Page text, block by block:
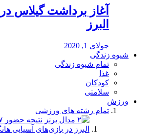
آغاز برداشت گیلاس
البرز
جولای 1, 2020
شیوه زندگی
تمام شیوه زندگی
غذا
کودکان
سلامتی
ورزش
تمام رشته های ورزشی